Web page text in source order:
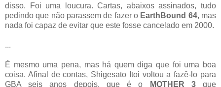
disso. Foi uma loucura. Cartas, abaixos assinados, tudo
pedindo que não parassem de fazer o EarthBound 64, mas
nada foi capaz de evitar que este fosse cancelado em 2000.
...
É mesmo uma pena, mas há quem diga que foi uma boa
coisa. Afinal de contas, Shigesato Itoi voltou a fazê-lo para
GBA seis anos depois, que é o
MOTHER 3que